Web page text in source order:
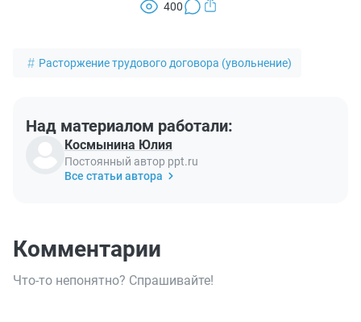
400
Расторжение трудового договора (увольнение)
Над материалом работали:
Космынина Юлия
Постоянный автор ppt.ru
Все статьи автора
Комментарии
Что-то непонятно? Спрашивайте!